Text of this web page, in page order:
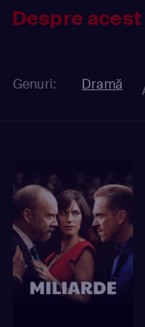
Despre
Genuri: Dramă